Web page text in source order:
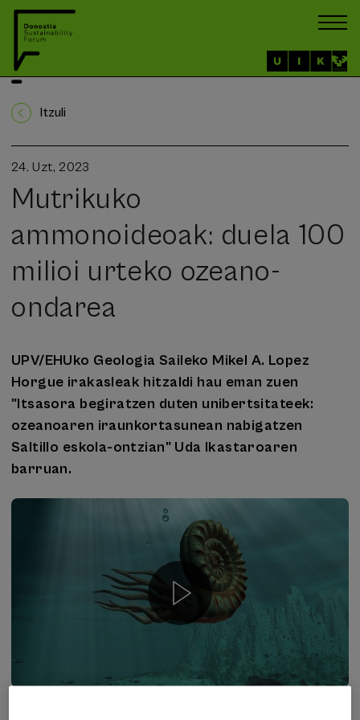
Itzuli
24. Uzt, 2023
Mutrikuko
ammonoideoak: duela 100
milioi urteko ozeano-
ondarea
UPV/EHUko Geologia Saileko Mikel A. Lopez
Horgue irakasleak hitzaldi hau eman zuen
"Itsasora begiratzen duten unibertsitateek:
ozeanoaren iraunkortasunean nabigatzen
Saltillo eskola-ontzian" Uda Ikastaroaren
barruan.